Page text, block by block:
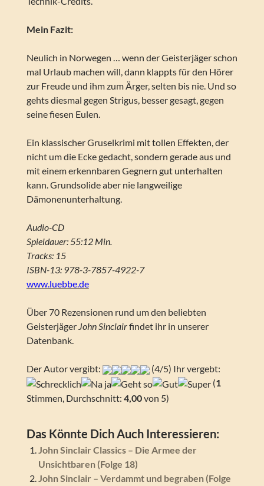
Mein Fazit:
Neulich in Norwegen … wenn der Geisterjäger schon
mal Urlaub machen will, dann klappts für den Hörer
zur Freude und ihm zum Ärger, selten bis nie. Und so
gehts diesmal gegen Strigus, besser gesagt, gegen
seine fiesen Eulen.
Ein klassischer Gruselkrimi mit tollen Effekten, der
nicht um die Ecke gedacht, sondern gerade aus und
mit einem erkennbaren Gegnern gut unterhalten
kann. Grundsolide aber nie langweilige
Dämonenunterhaltung.
Audio-CD
Spieldauer: 55:12 Min.
Tracks: 15
ISBN-13: 978-3-7857-4922-7
www.luebbe.de
Über 70 Rezensionen rund um den beliebten
Geisterjäger John Sinclairfindet ihr in unserer
Datenbank.
Der Autor vergibt:
(4/5) Ihr vergebt:
(1
Stimmen, Durchschnitt: 4,00von 5)
Das Könnte Dich Auch Interessieren:
John Sinclair Classics – Die Armee der
Unsichtbaren (Folge 18)
John Sinclair – Verdammt und begraben (Folge